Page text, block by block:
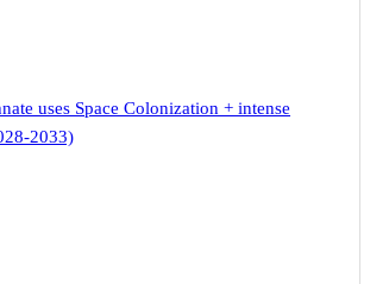
uses Space Colonization + intense
2033)